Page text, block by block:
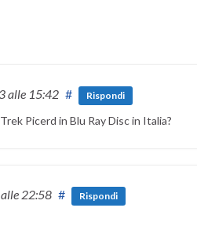
alle 15:42 # Rispondi
Picerd in Blu Ray Disc in Italia?
alle 22:58 # Rispondi